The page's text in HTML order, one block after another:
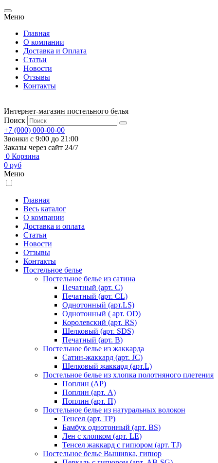
Меню
Главная
О компании
Доставка и Оплата
Статьи
Новости
Отзывы
Контакты
Интернет-магазин постельного белья
Поиск
+7 (000) 000-00-00
Звонки с 9:00 до 21:00
Заказы через сайт 24/7
0 Корзина
0 руб
Меню
Главная
Весь каталог
О компании
Доставка и оплата
Статьи
Новости
Отзывы
Контакты
Постельное белье
Постельное белье из сатина
Печатный (арт. С)
Печатный (арт. СL)
Однотонный (арт.LS)
Однотонный ( арт. OD)
Королевский (арт. RS)
Шелковый (арт. SDS)
Печатный (арт. В)
Постельное белье из жаккарда
Сатин-жаккард (арт. JC)
Шелковый жаккард (арт.L)
Постельное белье из хлопка полотняного плетения
Поплин (AP)
Поплин (арт. А)
Поплин (арт. П)
Постельное белье из натуральных волокон
Тенсел (арт. ТР)
Бамбук однотонный (арт. BS)
Лен с хлопком (арт. LE)
Тенсел жаккард с гипюром (арт. TJ)
Постельное белье Вышивка, гипюр